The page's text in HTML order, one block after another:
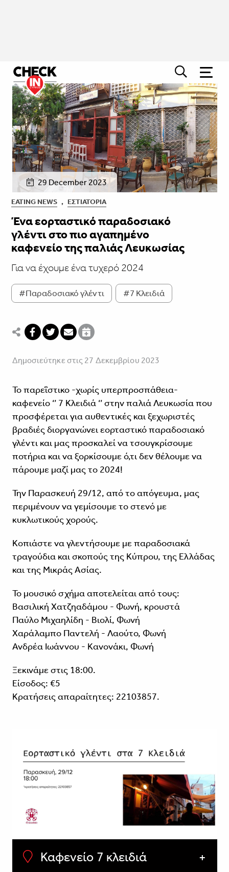
29 December 2023
EATING NEWS , ΕΣΤΙΑΤΌΡΙΑ
Ένα εορταστικό παραδοσιακό
γλέντι στο πιο αγαπημένο
καφενείο της παλιάς Λευκωσίας
Για να έχουμε ένα τυχερό 2024
#Παραδοσιακό γλέντι #7 Κλειδιά
Δημοσιεύτηκε στις 27 Δεκεμβρίου 2023
Το παρεΐστικο -χωρίς υπερπροσπάθεια-
καφενείο ‘’ 7 Κλειδιά ‘’ στην παλιά Λευκωσία που
προσφέρεται για αυθεντικές και ξεχωριστές
βραδιές διοργανώνει εορταστικό παραδοσιακό
γλέντι και μας προσκαλεί να τσουγκρίσουμε
ποτήρια και να ξορκίσουμε ό,τι δεν θέλουμε να
πάρουμε μαζί μας το 2024!
Την Παρασκευή 29/12, από το απόγευμα, μας
περιμένουν να γεμίσουμε το στενό με
κυκλωτικούς χορούς.
Κοπιάστε να γλεντήσουμε με παραδοσιακά
τραγούδια και σκοπούς της Κύπρου, της Ελλάδας
και της Μικράς Ασίας.
Το μουσικό σχήμα αποτελείται από τους:
Βασιλική Χατζηαδάμου - Φωνή, κρουστά
Παύλο Μιχαηλίδη - Βιολί, Φωνή
Χαράλαμπο Παντελή - Λαούτο, Φωνή
Ανδρέα Ιωάννου - Κανονάκι, Φωνή
Ξεκινάμε στις 18:00.
Είσοδος: €5
Κρατήσεις απαραίτητες: 22103857.
Καφενείο 7 κλειδιά